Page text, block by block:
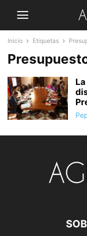
Inicio Etiquetas